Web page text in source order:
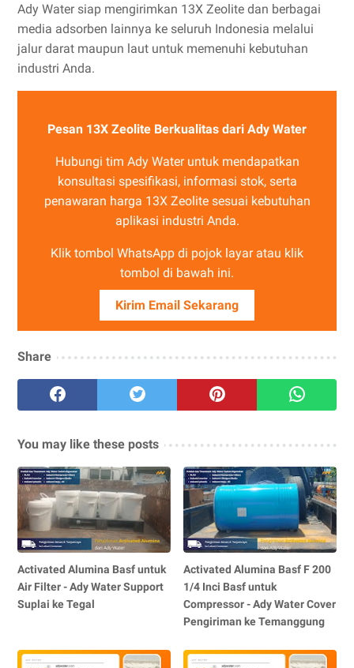
Ady Water siap mengirimkan 13X Zeolite dan berbagai
media adsorben lainnya ke seluruh Indonesia melalui
jalur darat maupun laut untuk memenuhi kebutuhan
industri Anda.
Pesan 13X Zeolite Berkualitas dari Ady Water
Hubungi tim Ady Water untuk mendapatkan
konsultasi spesifikasi, informasi stok, serta
penawaran harga 13X Zeolite sesuai kebutuhan
aplikasi industri Anda.
Klik tombol WhatsApp di pojok layar atau klik
tombol di bawah ini.
Kirim Email Sekarang
Share
You may like these posts
Activated Alumina Basf untuk
Air Filter - Ady Water Support
Suplai ke Tegal
Activated Alumina Basf F 200
1/4 Inci Basf untuk
Compressor - Ady Water Cover
Pengiriman ke Temanggung